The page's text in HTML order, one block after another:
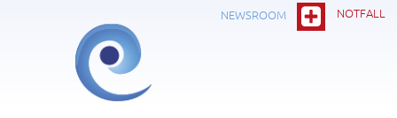
NEWSROOM NOTFALL